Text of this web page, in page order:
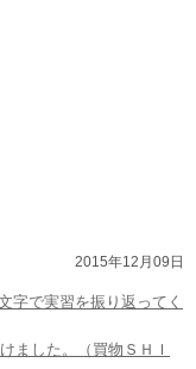
2015年12月09日
字で実習を振り返ってく
ました。（買物ＳＨＩ